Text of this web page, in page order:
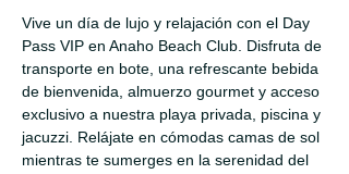
Vive un día de lujo y relajación con el Day
Pass VIP en Anaho Beach Club. Disfruta de
transporte en bote, una refrescante bebida
de bienvenida, almuerzo gourmet y acceso
exclusivo a nuestra playa privada, piscina y
jacuzzi. Relájate en cómodas camas de sol
mientras te sumerges en la serenidad del